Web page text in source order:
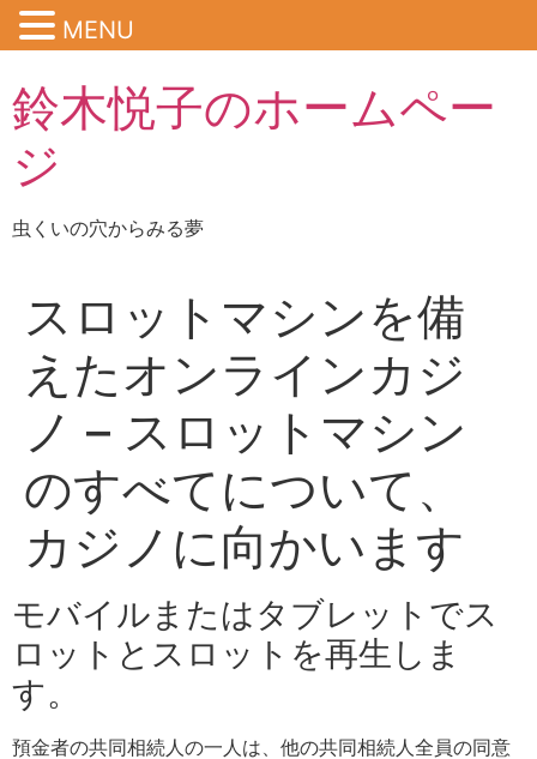
鈴木悦子のホームペー
ジ
虫くいの穴からみる夢
スロットマシンを備
えたオンラインカジ
ノ – スロットマシン
のすべてについて、
カジノに向かいます
モバイルまたはタブレットでス
ロットとスロットを再生しま
す。
預金者の共同相続人の一人は、他の共同相続人全員の同意
MENU